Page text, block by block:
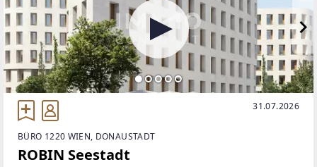
31.07.2026
BÜRO 1220 WIEN, DONAUSTADT
ROBIN Seestadt